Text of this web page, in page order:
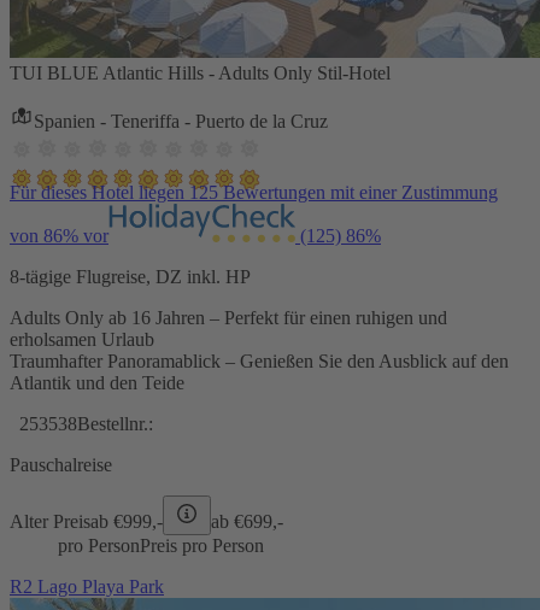
TUI BLUE Atlantic Hills - Adults Only Stil-Hotel
Spanien - Teneriffa - Puerto de la Cruz
Für dieses Hotel liegen 125 Bewertungen mit einer Zustimmung
von 86% vor (125) 86%
8-tägige Flugreise, DZ inkl. HP
Adults Only ab 16 Jahren – Perfekt für einen ruhigen und
erholsamen Urlaub
Traumhafter Panoramablick – Genießen Sie den Ausblick auf den
Atlantik und den Teide
253538Bestellnr.:
Pauschalreise
Alter Preisab €999,- ab €699,-
pro PersonPreis pro Person
R2 Lago Playa Park